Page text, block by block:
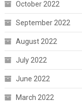
October 2022
September 2022
August 2022
July 2022
June 2022
March 2022